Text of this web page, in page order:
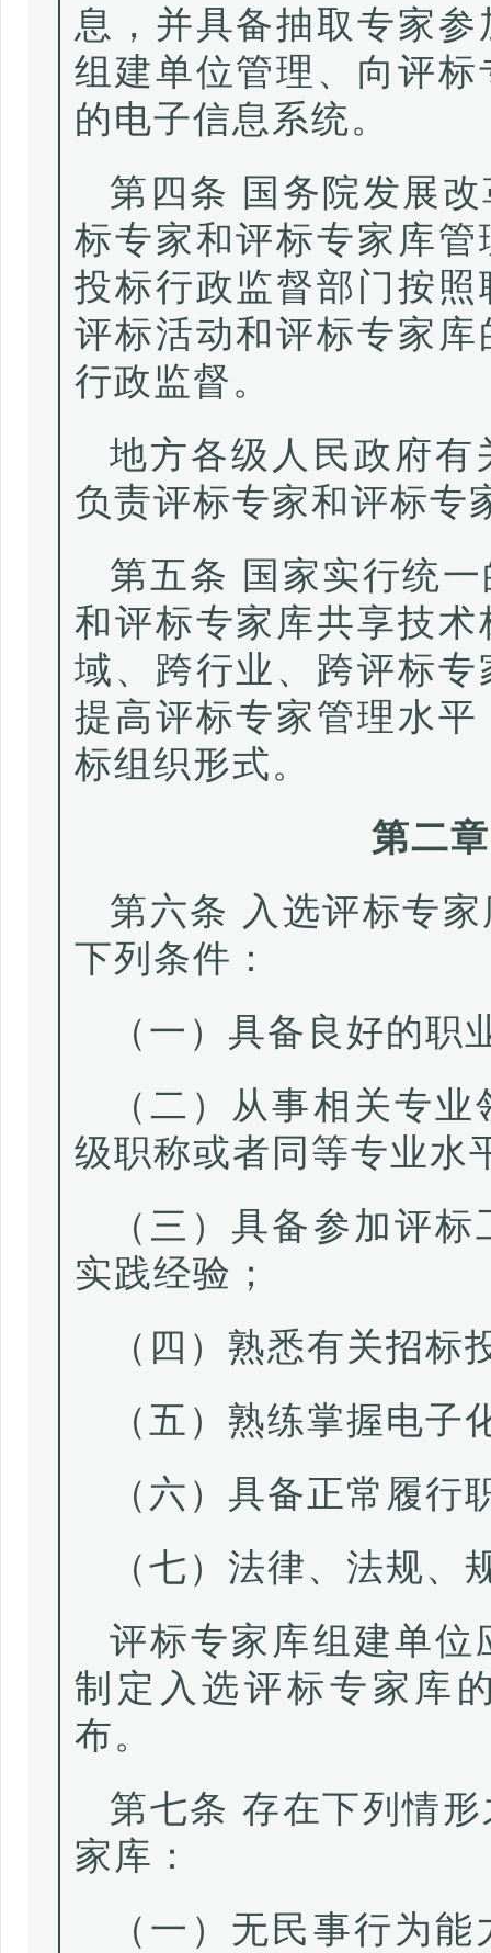
息，并具备抽取专家
组建单位管理、向评
的电子信息系统。
第四条 国务院发展
标专家和评标专家库
投标行政监督部门按
评标活动和评标专家
行政监督。
地方各级人民政府
负责评标专家和评标专
第五条 国家实行统
和评标专家库共享技
域、跨行业、跨评标
提高评标专家管理水
标组织形式。
第二
第六条 入选评标专
下列条件：
（一）具备良好的职
（二）从事相关专
级职称或者同等专业水
（三）具备参加评
实践经验；
（四）熟悉有关招标
（五）熟练掌握电子
（六）具备正常履
（七）法律、法规
评标专家库组建单
制定入选评标专家库
布。
第七条 存在下列情
家库：
（一）无民事行为